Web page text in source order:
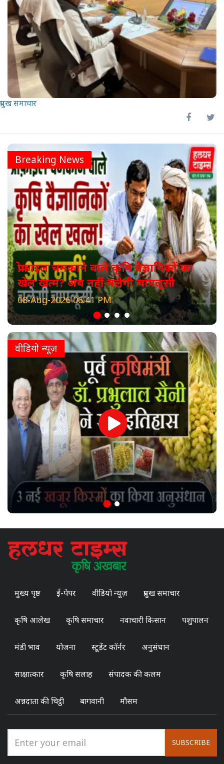
प्रमुख समाचार
Breaking News
प्रोफाइल चमकाने वाले कृषि वैज्ञानिकों का
खेल खत्म? अब नहीं चलेगी चापलूसी
08-Aug-2026 06:41 PM
वीडियो न्यूज़
मुख्य पृष्ठ ई-पेपर वीडियो न्यूज़ प्रमुख समाचार
कृषि आलेख कृषि समाचार नवाचारी किसान पशुपालन
मंडी भाव योजना स्टूडेंट कॉर्नर अनुसंधान
साक्षात्कार कृषि सलाह संपादक की कलम
अन्नदाता की चिट्ठी बागवानी मौसम
SUBSCRIBE